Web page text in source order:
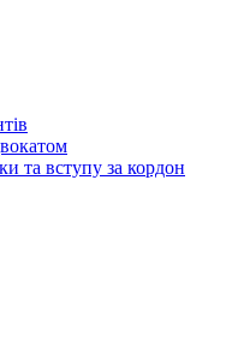
та вступу за кордон